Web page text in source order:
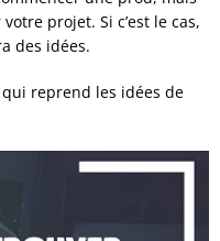
projet. Si c’est le cas,
des idées.
qui reprend les idées de